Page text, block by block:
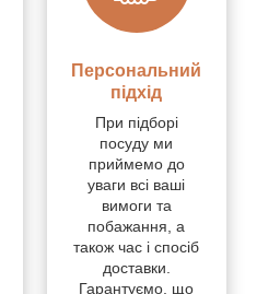
Персональний
підхід
При підборі
посуду ми
приймемо до
уваги всі ваші
вимоги та
побажання, а
також час і спосіб
доставки.
Гарантуємо, що